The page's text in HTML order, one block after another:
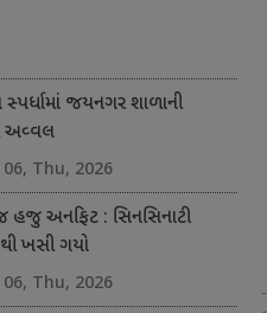
જયનગર શાળાની
અવ્વલ
Thu, 2026
હજુ અનફિટ : સિનસિનાટી
ખસી ગયો
Thu, 2026